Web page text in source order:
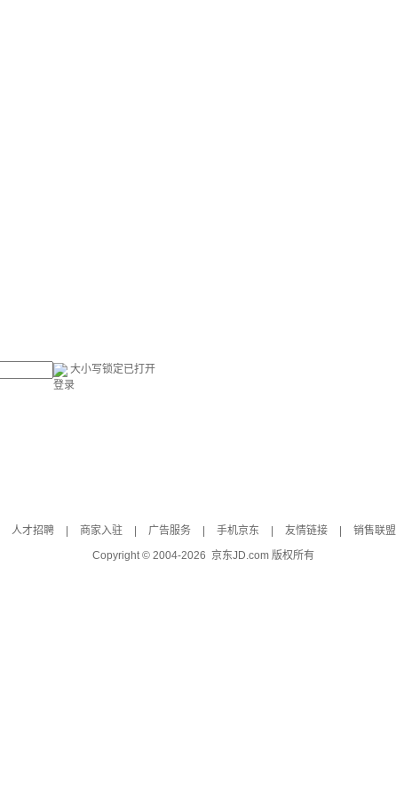
大小写锁定已打开
登录
人才招聘 商家入驻 广告服务 手机京东 友情链接 销售联盟
Copyright © 2004-2026 京东JD.com 版权所有